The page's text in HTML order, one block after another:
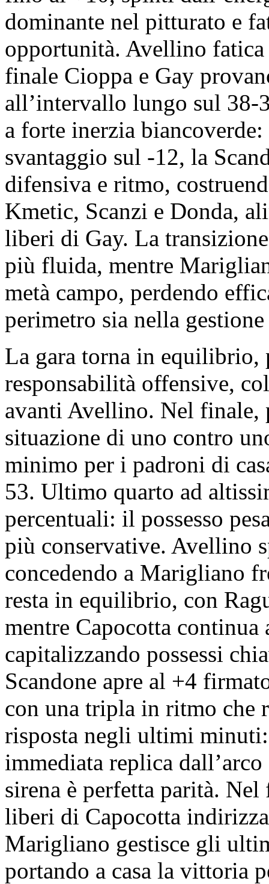
dominante nel pitturato e
opportunità. Avellino
finale Cioppa e Gay
all’intervallo lungo sul 38-
a forte inerzia
svantaggio sul -12, la
difensiva e ritmo,
Kmetic, Scanzi e Donda,
liberi di Gay. La
più fluida, mentre
metà campo, perdendo
perimetro sia nella gestione
La gara torna in equilibrio,
responsabilità offensive,
avanti Avellino. Nel finale,
situazione di uno contro
minimo per i padroni di
53. Ultimo quarto ad
percentuali: il possesso
più conservative. Avellino
concedendo a Marigliano
resta in equilibrio, con
mentre Capocotta
capitalizzando possessi
Scandone apre al +4
con una tripla in ritmo che
risposta negli ultimi
immediata replica
sirena è perfetta parità.
liberi di Capocotta
Marigliano gestisce gli
portando a casa la vittoria